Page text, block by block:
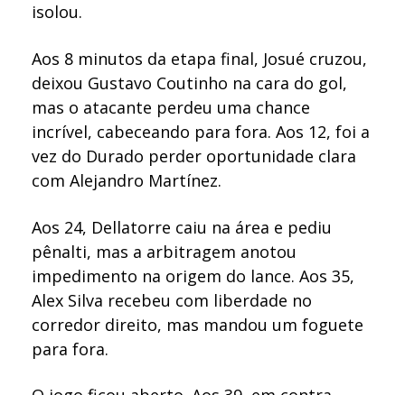
isolou.
Aos 8 minutos da etapa final, Josué cruzou,
deixou Gustavo Coutinho na cara do gol,
mas o atacante perdeu uma chance
incrível, cabeceando para fora. Aos 12, foi a
vez do Durado perder oportunidade clara
com Alejandro Martínez.
Aos 24, Dellatorre caiu na área e pediu
pênalti, mas a arbitragem anotou
impedimento na origem do lance. Aos 35,
Alex Silva recebeu com liberdade no
corredor direito, mas mandou um foguete
para fora.